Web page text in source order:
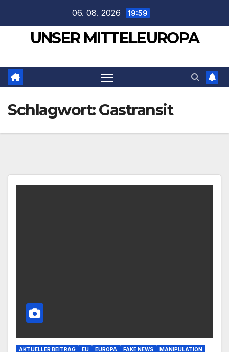
springen
06. 08. 2026 19:59
UNSER MITTELEUROPA
Schlagwort:Gastransit
AKTUELLER BEITRAG EU EUROPA FAKE NEWS
MANIPULATION